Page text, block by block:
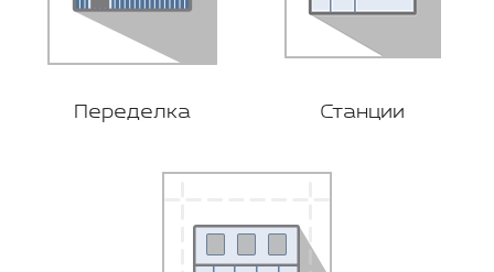
Переделка Станции